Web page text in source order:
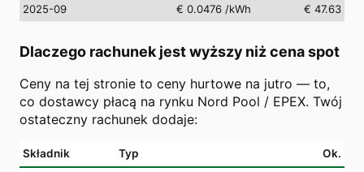
2025-09
€ 0.0476 /kWh € 47.63
Dlaczego rachunek jest wyższy niż cena spot
Ceny na tej stronie to ceny hurtowe na jutro — to,
co dostawcy płacą na rynku Nord Pool / EPEX. Twój
ostateczny rachunek dodaje:
Składnik Typ Ok.